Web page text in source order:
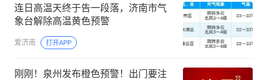
连日高温天终于告一段落，济南市气
象台解除高温黄色预警
爱济南 打开APP
刚刚！泉州发布橙色预警！出门要注